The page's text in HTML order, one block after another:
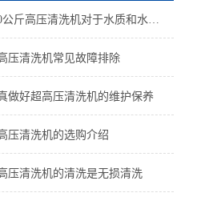
500公斤高压清洗机对于水质和水源有要求么?
压清洗机常见故障排除
做好超高压清洗机的维护保养
压清洗机的选购介绍
压清洗机的清洗是无损清洗